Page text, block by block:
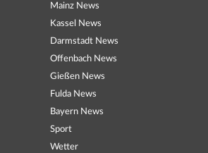
Mainz News
Kassel News
Darmstadt News
Offenbach News
Gießen News
Fulda News
Bayern News
Sport
Wetter